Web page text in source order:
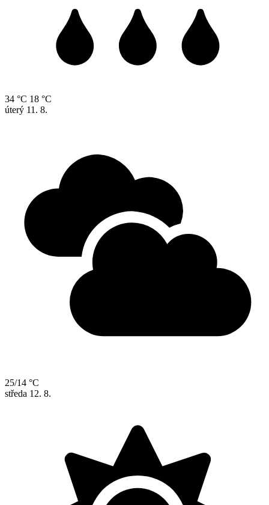
34 °C 18 °C
úterý 11. 8.
25/14 °C
středa 12. 8.